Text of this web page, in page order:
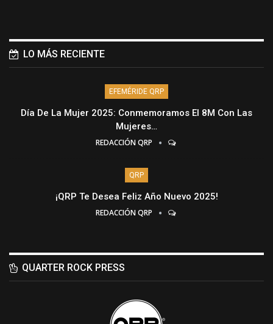
LO MÁS RECIENTE
EFEMÉRIDE QRP
Día De La Mujer 2025: Conmemoramos El 8M Con Las
Mujeres…
REDACCIÓN QRP
QRP
¡QRP Te Desea Feliz Año Nuevo 2025!
REDACCIÓN QRP
QUARTER ROCK PRESS